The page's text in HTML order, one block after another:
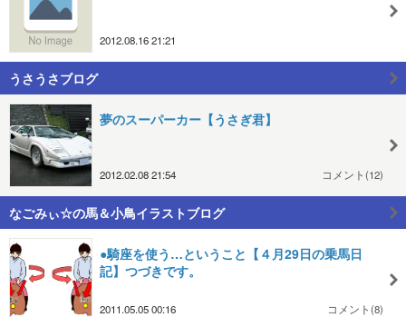
2012.08.16 21:21
うさうさブログ
夢のスーパーカー【うさぎ君】
2012.02.08 21:54 コメント(12)
なごみぃ☆の馬＆小鳥イラストブログ
●騎座を使う…ということ【４月29日の乗馬日
記】つづきです。
2011.05.05 00:16 コメント(8)